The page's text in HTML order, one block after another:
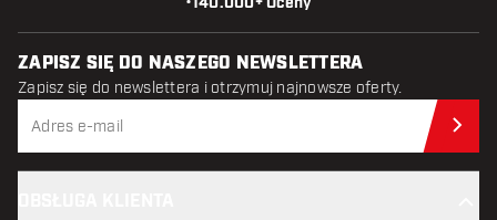
ZAPISZ SIĘ DO NASZEGO NEWSLETTERA
Zapisz się do newslettera i otrzymuj najnowsze oferty.